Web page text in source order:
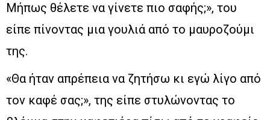
Μήπως θέλετε να γίνετε πιο σαφής;», του
είπε πίνοντας μια γουλιά από το μαυροζούμι
της.
«Θα ήταν απρέπεια να ζητήσω κι εγώ λίγο από
τον καφέ σας;», της είπε στυλώνοντας το